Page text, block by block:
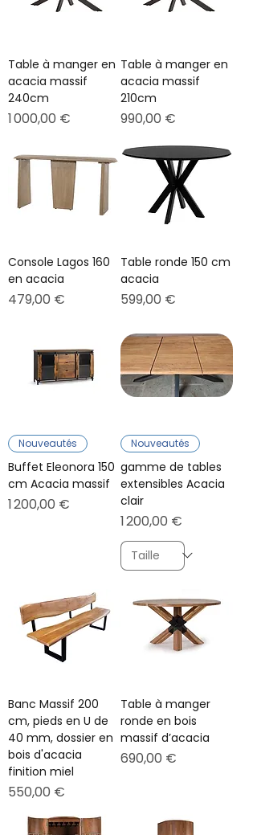
Table à manger en
acacia massif
240cm
Prix
1 000,00 €
Table à manger en
acacia massif
210cm
Prix
990,00 €
Console Lagos 160
en acacia
Prix
479,00 €
Table ronde 150 cm
acacia
Prix
599,00 €
Nouveautés
Buffet Eleonora 150
cm Acacia massif
Prix
1 200,00 €
Nouveautés
gamme de tables
extensibles Acacia
clair
Prix
1 200,00 €
Banc Massif 200
cm, pieds en U de
40 mm, dossier en
bois d'acacia
finition miel
Prix
550,00 €
Table à manger
ronde en bois
massif d’acacia
Prix
690,00 €